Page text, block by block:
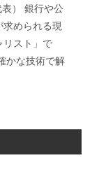
） 銀行や公
められる現
リスト」で
かな技術で解